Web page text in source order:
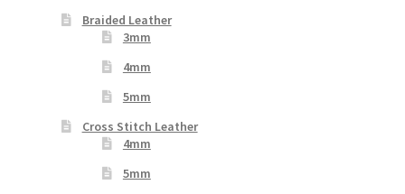
Braided Leather
3mm
4mm
5mm
Cross Stitch Leather
4mm
5mm